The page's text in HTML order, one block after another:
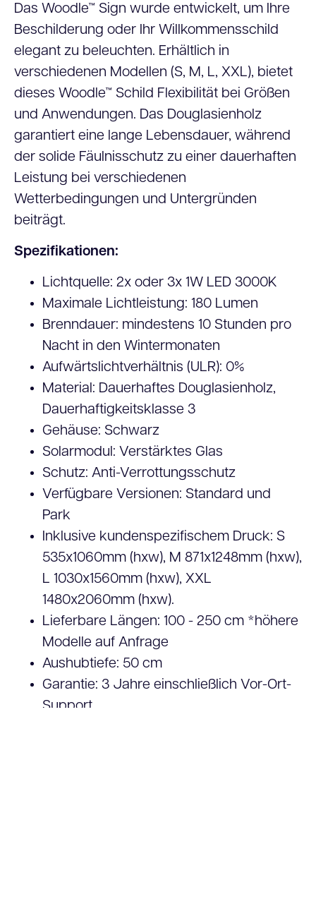
Das Woodle™ Sign wurde entwickelt, um Ihre
Beschilderung oder Ihr Willkommensschild
elegant zu beleuchten. Erhältlich in
verschiedenen Modellen (S, M, L, XXL), bietet
dieses Woodle™ Schild Flexibilität bei Größen
und Anwendungen. Das Douglasienholz
garantiert eine lange Lebensdauer, während
der solide Fäulnisschutz zu einer dauerhaften
Leistung bei verschiedenen
Wetterbedingungen und Untergründen
beiträgt.
Spezifikationen:
Lichtquelle: 2x oder 3x 1W LED 3000K
Maximale Lichtleistung: 180 Lumen
Brenndauer: mindestens 10 Stunden pro
Nacht in den Wintermonaten
Aufwärtslichtverhältnis (ULR): 0%
Material: Dauerhaftes Douglasienholz,
Dauerhaftigkeitsklasse 3
Gehäuse: Schwarz
Solarmodul: Verstärktes Glas
Schutz: Anti-Verrottungsschutz
Verfügbare Versionen: Standard und
Park
Inklusive kundenspezifischem Druck: S
535x1060mm (hxw), M 871x1248mm (hxw),
L 1030x1560mm (hxw), XXL
1480x2060mm (hxw).
Lieferbare Längen: 100 - 250 cm *höhere
Modelle auf Anfrage
Aushubtiefe: 50 cm
Garantie: 3 Jahre einschließlich Vor-Ort-
Support